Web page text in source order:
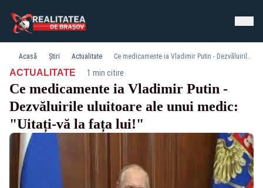
Acasă Știri Actualitate Ce medicamente ia Vladimir Putin - Dezvăluirile uluitoare ale unui medic: "Uitați-vă la fața lui!"
ACTUALITATE· 1 min citire
Ce medicamente ia Vladimir Putin -
Dezvăluirile uluitoare ale unui medic:
"Uitați-vă la fața lui!"